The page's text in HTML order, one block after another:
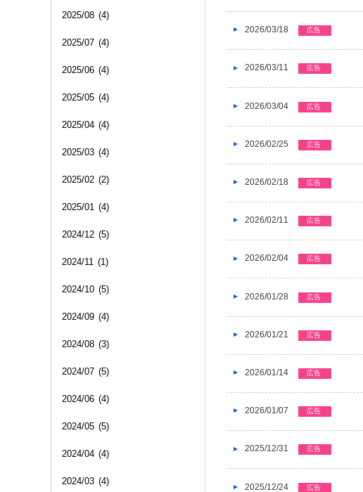
2026/03/18 広告
2026/03/11 広告
2026/03/04 広告
2026/02/25 広告
2026/02/18 広告
2026/02/11 広告
2026/02/04 広告
2026/01/28 広告
2026/01/21 広告
2026/01/14 広告
2026/01/07 広告
2025/12/31 広告
2025/12/24 広告
2025/08 (4)
2025/07 (4)
2025/06 (4)
2025/05 (4)
2025/04 (4)
2025/03 (4)
2025/02 (2)
2025/01 (4)
2024/12 (5)
2024/11 (1)
2024/10 (5)
2024/09 (4)
2024/08 (3)
2024/07 (5)
2024/06 (4)
2024/05 (5)
2024/04 (4)
2024/03 (4)